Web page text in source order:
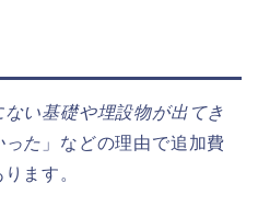
ない基礎や埋設物が出てき
った 」などの理由で追加費
ます。